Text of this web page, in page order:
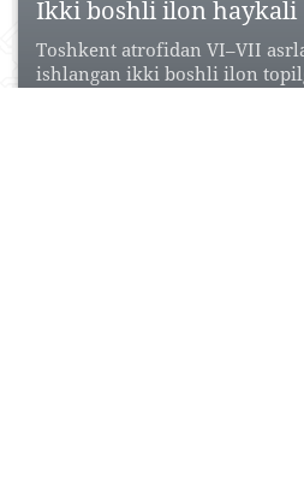
Ikki boshli ilon haykali
Toshkent atrofidan VI–VII
ishlangan ikki boshli ilon